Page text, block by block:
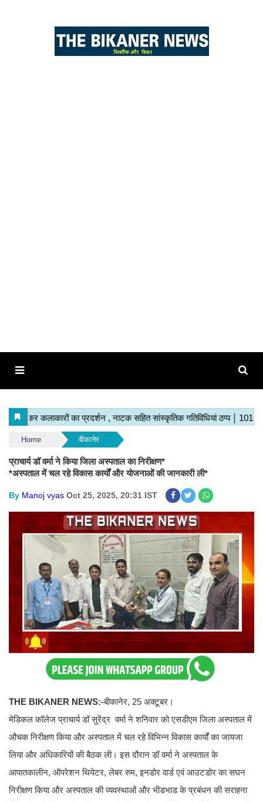
Home बीकानेर
प्राचार्य डॉ वर्मा ने किया जिला अस्पताल का निरीक्षण*
*अस्पताल में चल रहे विकास कार्यों और योजनाओं की जानकारी ली*
By Manoj vyas Oct 25, 2025, 20:31 IST
THE BIKANER NEWS:-बीकानेर, 25 अक्टूबर।
मेडिकल कॉलेज प्राचार्य डॉ सुरेंद्र वर्मा ने शनिवार को एसडीएम जिला अस्पताल में
औचक निरीक्षण किया और अस्पताल में चल रहे विभिन्न विकास कार्यों का जायजा
लिया और अधिकारियों की बैठक ली। इस दौरान डॉ वर्मा ने अस्पताल के
आपातकालीन, ऑपरेशन थियेटर, लेबर रुम, इनडोर वार्ड एवं आउटडोर का सघन
निरीक्षण किया और अस्पताल की व्यवस्थाओं और भीडभाड के प्रबंधन की सराहना